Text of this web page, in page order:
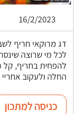
16/2/2023
דג מרוקאי חריף
לכל מי שרוצה
להפחית בחריף, קל
החלה ולעקוב
כניסה למתכון